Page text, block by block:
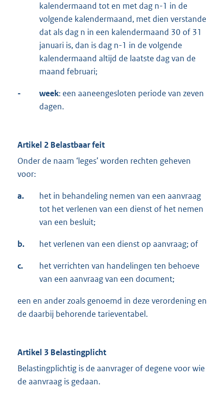
kalendermaand tot en met dag n-1 in de
volgende kalendermaand, met dien verstande
dat als dag n in een kalendermaand 30 of 31
januari is, dan is dag n-1 in de volgende
kalendermaand altijd de laatste dag van de
maand februari;
- week: een aaneengesloten periode van zeven
dagen.
Artikel 2 Belastbaar feit
Onder de naam ‘leges’ worden rechten geheven
voor:
a.
het in behandeling nemen van een aanvraag
tot het verlenen van een dienst of het nemen
van een besluit;
b. het verlenen van een dienst op aanvraag; of
c.
het verrichten van handelingen ten behoeve
van een aanvraag van een document;
een en ander zoals genoemd in deze verordening en
de daarbij behorende tarieventabel.
Artikel 3 Belastingplicht
Belastingplichtig is de aanvrager of degene voor wie
de aanvraag is gedaan.